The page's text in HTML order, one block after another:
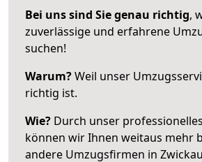
Bei uns sind Sie genau richtig,
zuverlässige und erfahrene
suchen!
Warum?Weil unser
richtig ist.
Wie? Durch unser
können wir Ihnen weitaus mehr
andere Umzugsfirmen in